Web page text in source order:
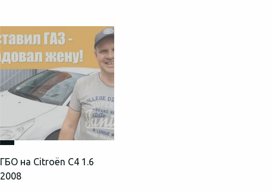
ГБО на Citroën C4 1.6
2008